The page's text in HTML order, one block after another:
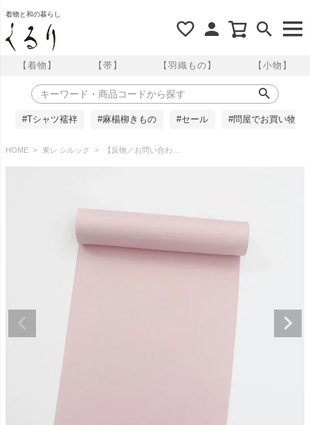
着物と和の暮らし
【着物】 【帯】 【羽織もの】 【小物】
#Tシャツ襦袢 #麻楊柳きもの #セール #問屋でお買い物
HOME 東レ シルック 【反物／お問い合わせ商品】東レシルック 色無地 彩かさね